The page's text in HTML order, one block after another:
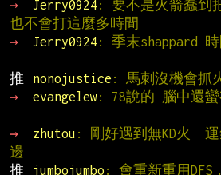
→ Jerry0924: 要不是火箭蠢到
也不會打這麼多時間
→
Jerry0924: 季末shappard 時
推
nonojustice : 馬刺沒機會抓
→
evangelew: 78說的 腦中還蠻
→
zhutou : 剛好遇到無KD火
邊
推
jumbojumbo : 會重新重用DFS